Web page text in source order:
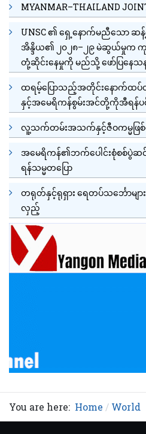
MYANMAR–THAILAND
UNSC ၏ ရှေ့နောက်မညီသော ဆ
အိန္ဒိယ၏ ၂၀၂၈–၂၉ မဲဆွယ်မှုက ကုလ
တုံ့ဆိုင်းနေမှုကို မည်သို့ ဖော်ပြနေသ
ထရမ့်ပြောသည့်အတိုင်းနောက်ထပ်
နှင့်အမေရိကန်စွမ်းအင်တို့ကိုအီရန်
လူ့သက်တမ်းအသက်နှင့်ဇီဝကမ္မဖြ
အမေရိကန်၏ဘက်ပေါင်းစုံစစ်ပွဲဆ
ရန်သမ္မတပြော
တရုတ်နှင့်ရုရှား ရေတပ်သင်္ဘောမျ
လှည့်
You are here: Home World